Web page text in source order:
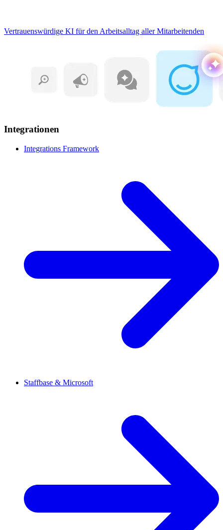
Vertrauenswürdige KI für den Arbeitsalltag aller Mitarbeitenden
Integrationen
Integrations Framework
Staffbase & Microsoft